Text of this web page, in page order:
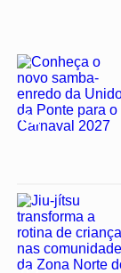
01